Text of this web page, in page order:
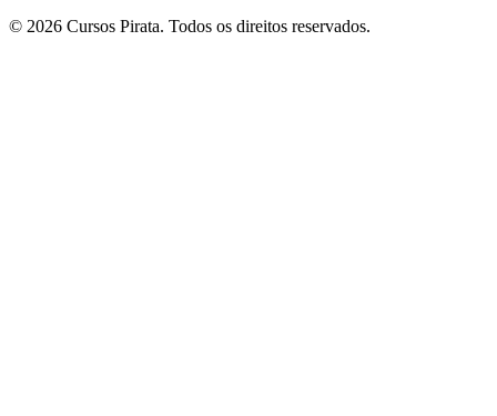
© 2026 Cursos Pirata. Todos os direitos reservados.